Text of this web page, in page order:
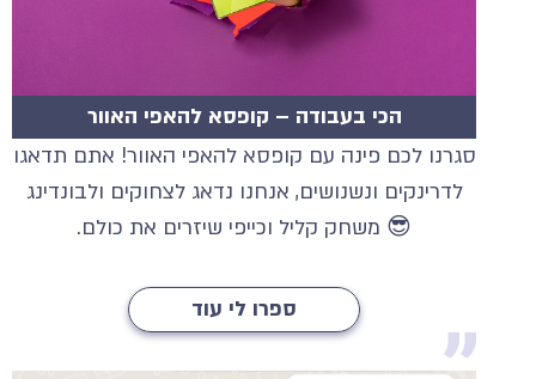
הכי בעבודה – קופסא להאפי האוור
סגרנו לכם פינה עם קופסא להאפי האוור! אתם תדאגו
לדרינקים ונשנושים, אנחנו נדאג לצחוקים ולבונדינג
😎 משחק קליל וכייפי שיזרים את כולם.
ספרו לי עוד